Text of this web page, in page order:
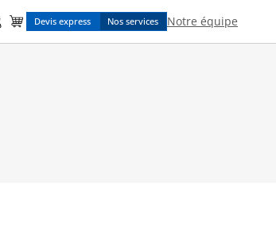
Devis express Nos services Notre équipe